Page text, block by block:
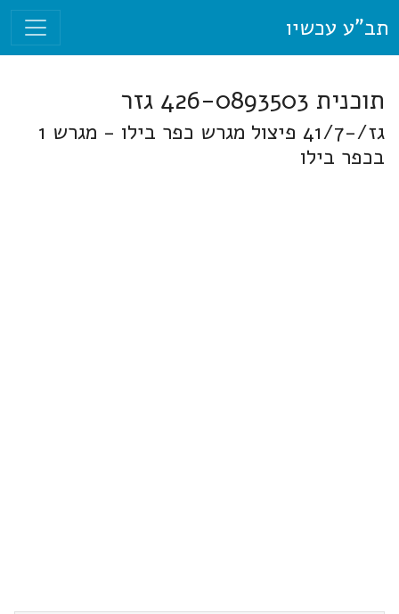
תב"ע עכשיו
תוכנית 426-0893503 גזר
גז/-41/7 פיצול מגרש כפר בילו - מגרש 1
בכפר בילו